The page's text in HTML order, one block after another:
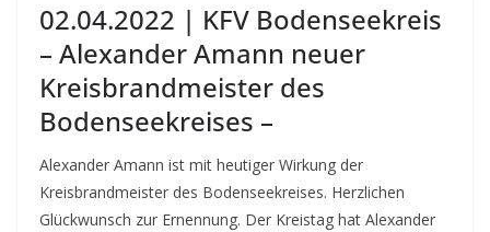
02.04.2022 | KFV Bodenseekreis
– Alexander Amann neuer
Kreisbrandmeister des
Bodenseekreises –
Alexander Amann ist mit heutiger Wirkung der
Kreisbrandmeister des Bodenseekreises. Herzlichen
Glückwunsch zur Ernennung. Der Kreistag hat Alexander